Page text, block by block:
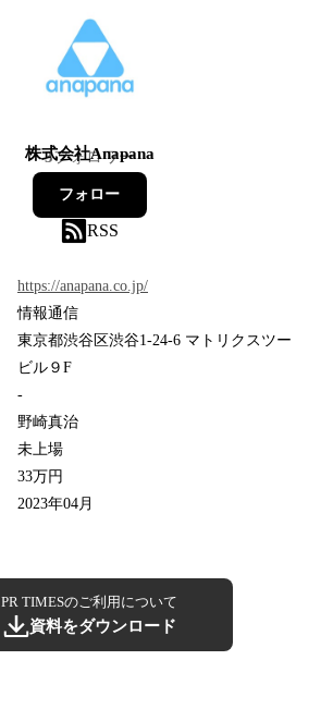
株式会社Anapana
3フォロワー
フォロー
RSS
https://anapana.co.jp/
情報通信
東京都渋谷区渋谷1-24-6 マトリクスツー
ビル９F
-
野崎真治
未上場
33万円
2023年04月
PR TIMESのご利用について
資料をダウンロード